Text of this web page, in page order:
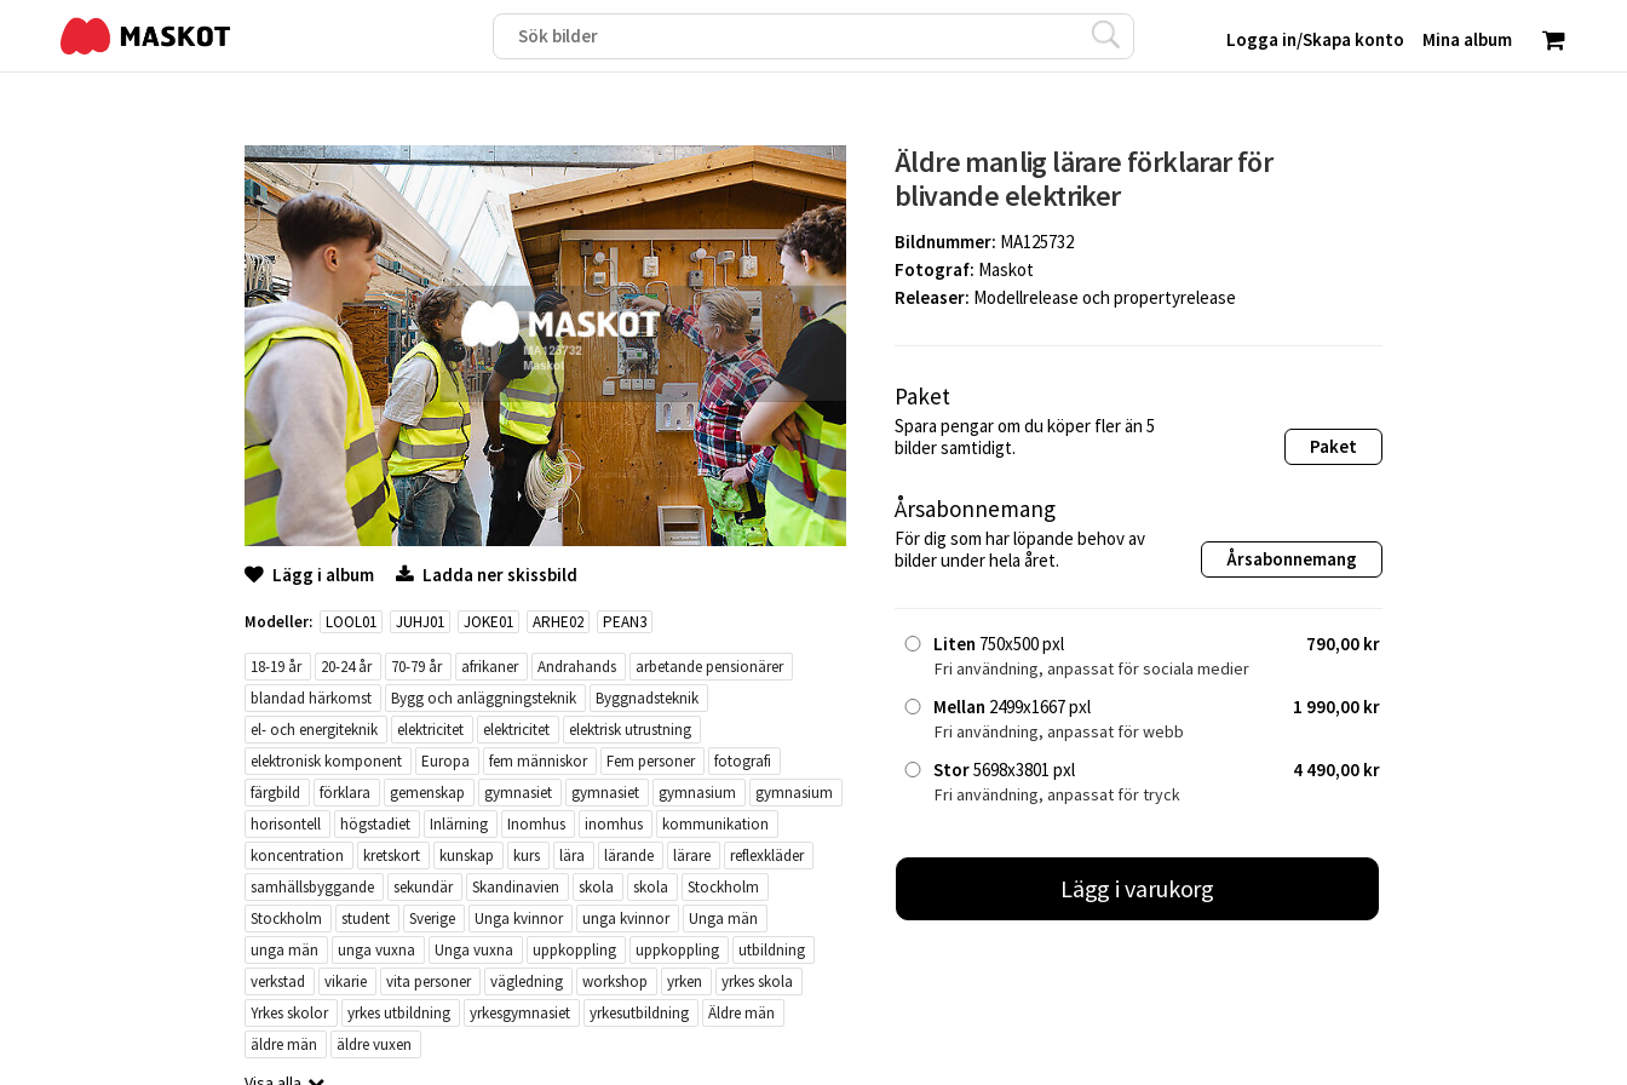
Mina album
Logga in/Skapa konto
Lägg i album Ladda ner skissbild
Modeller: LOOL01 JUHJ01 JOKE01 ARHE02 PEAN3
18-19 år 20-24 år 70-79 år afrikaner Andrahands
arbetande pensionärer
blandad härkomst
Bygg och anläggningsteknik
Byggnadsteknik
el- och energiteknik
elektricitet elektricitet
elektrisk utrustning
elektronisk komponent
Europa fem människor Fem personer
fotografi
färgbild
förklara gemenskap gymnasiet gymnasiet gymnasium
gymnasium
horisontell
högstadiet Inlärning Inomhus inomhus
kommunikation
koncentration
kretskort kunskap kurs lära lärande lärare
reflexkläder
samhällsbyggande
sekundär Skandinavien skola skola
Stockholm
Stockholm
student Sverige Unga kvinnor unga kvinnor
Unga män
unga män
unga vuxna Unga vuxna uppkoppling uppkoppling
utbildning
verkstad
vikarie vita personer vägledning workshop yrken
yrkes skola
Yrkes skolor
yrkes utbildning yrkesgymnasiet yrkesutbildning
Äldre män
äldre män
äldre vuxen
Äldre manlig lärare förklarar för
blivande elektriker
Bildnummer: MA125732
Fotograf: Maskot
Releaser: Modellrelease och propertyrelease
Paket
Spara pengar om du köper fler än 5
bilder samtidigt.
Paket
Årsabonnemang
För dig som har löpande behov av
bilder under hela året.
Årsabonnemang
Liten 750x500 pxl 790,00 kr
Fri användning, anpassat för sociala medier
Mellan 2499x1667 pxl 1 990,00 kr
Fri användning, anpassat för webb
Stor5698x3801 pxl 4 490,00 kr
Fri användning, anpassat för tryck
Lägg i varukorg